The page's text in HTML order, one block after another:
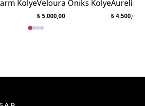
KolyeVeloura Onıks Kolye
₺ 5.000,00
Aurelia
₺ 4.500,00